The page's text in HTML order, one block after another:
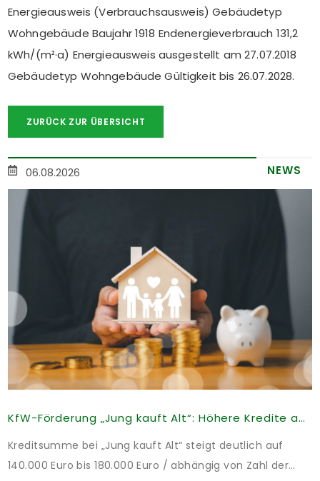
Energieausweis (Verbrauchsausweis) Gebäudetyp
Wohngebäude Baujahr 1918 Endenergieverbrauch 131,2
kWh/(m²·a) Energieausweis ausgestellt am 27.07.2018
Gebäudetyp Wohngebäude Gültigkeit bis 26.07.2028.
ZURÜCK ZUR ÜBERSICHT
06.08.2026 NEWS
KfW-Förderung „Jung kauft Alt“: Höhere Kredite ab August 2026
Kreditsumme bei „Jung kauft Alt“ steigt deutlich auf
140.000 Euro bis 180.000 Euro / abhängig von Zahl der